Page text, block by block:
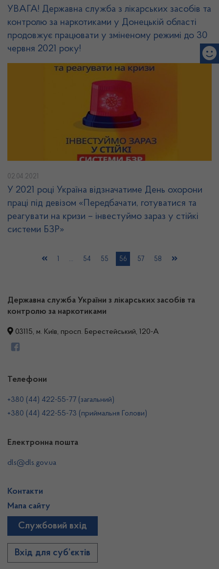
УВАГА! Державна служба з лікарських засобів та
контролю за наркотиками у Донецькій області
продовжує працювати у зміненому режимі до 30
червня 2021 року!
02.04.2021
У 2021 році Україна відзначатиме День охорони
праці під девізом «Передбачати, готуватися та
реагувати на кризи – інвестуймо зараз у стійкі
системи БЗР»
… 54 55 56 57 58
Державна служба України з лікарських засобів та
контролю за наркотиками
03115, м. Київ, просп. Берестейський, 120-А
Телефони
+380 (44) 422-55-77 (загальний)
+380 (44) 422-55-73 (приймальня Голови)
Електронна пошта
dls@dls.gov.ua
Контакти
Мапа сайту
Службовий вхід
Вхід для суб’єктів